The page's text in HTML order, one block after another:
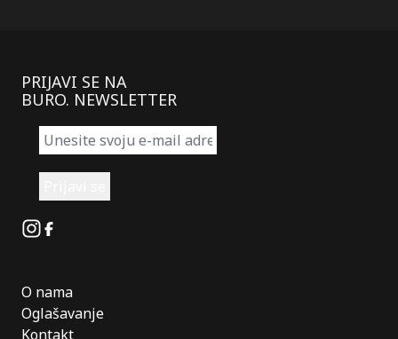
PRIJAVI SE NA
BURO. NEWSLETTER
Instagram
Facebook
O nama
Oglašavanje
Kontakt